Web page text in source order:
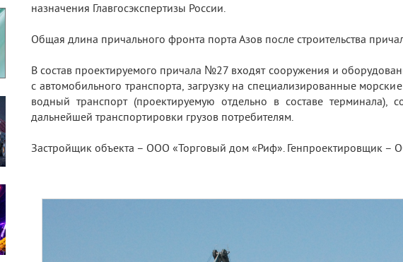
назначения Главгосэкспертизы России.
Общая длина причального фронта порта Азов после строительства
В состав проектируемого причала №27 входят сооружения и
с автомобильного транспорта, загрузку на специализированные
водный транспорт (проектируемую отдельно в составе терминала),
дальнейшей транспортировки грузов потребителям.
Застройщик объекта – ООО «Торговый дом «Риф». Генпроектировщик –